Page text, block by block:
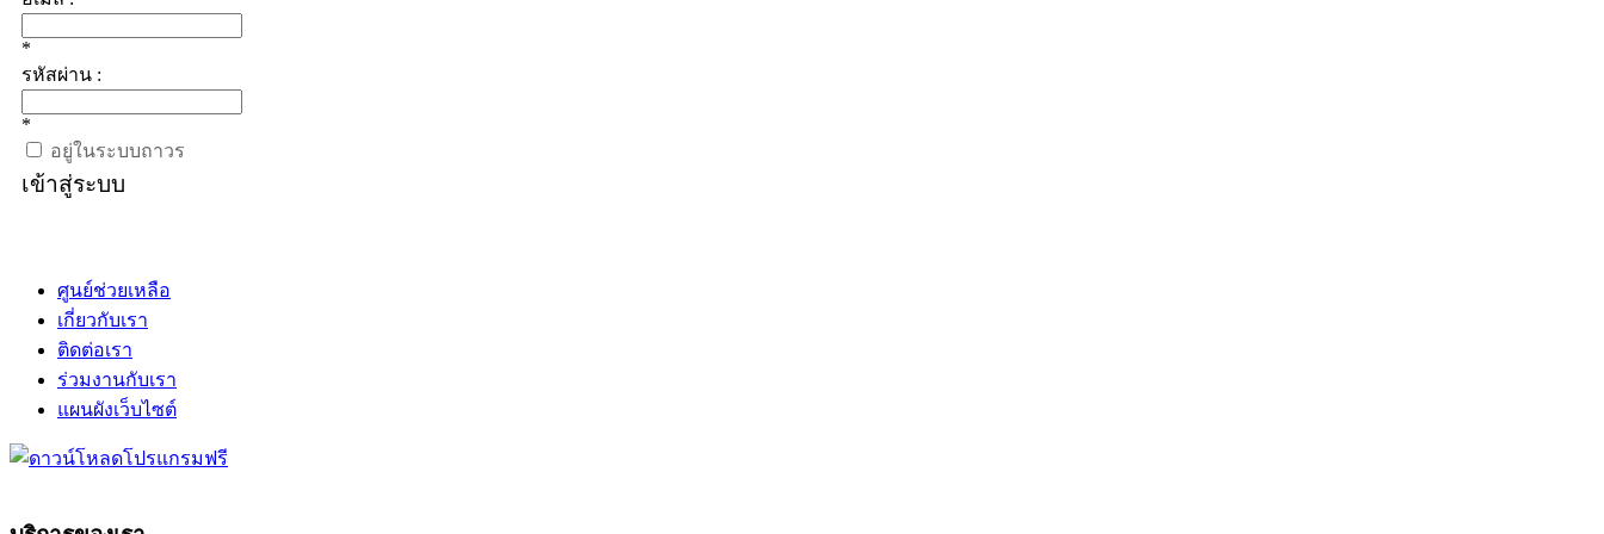
*
รหัสผ่าน :
*
อยู่ในระบบถาวร
เข้าสู่ระบบ
ศูนย์ช่วยเหลือ
เกี่ยวกับเรา
ติดต่อเรา
ร่วมงานกับเรา
แผนผังเว็บไซต์